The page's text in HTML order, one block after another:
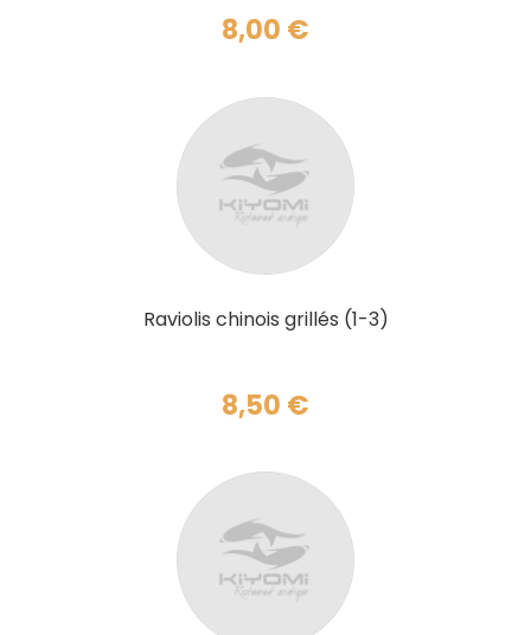
8,00 €
Raviolis chinois grillés (1-3)
8,50 €